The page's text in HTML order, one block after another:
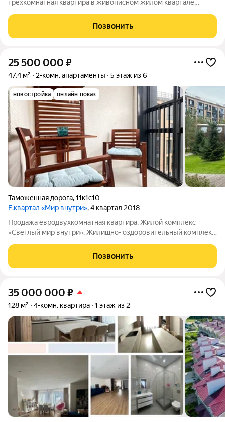
трехкомнатная квартира в живописном жилом квартале
уже утомил, и это идеальное место, чтобы погрузиться в
простоту и красоту природы. Квартал
Позвонить
25 500 000 ₽
47,4 м² 2-комн. апартаменты 5 этаж из 6
новостройка онлайн показ
Таможенная дорога,11к1с10
Е.квартал «Мир внутри», 4 квартал 2018
Продажа евродвухкомнатная квартира. Жилой комплекс
«Светлый мир внутри». Жилищно- оздоровительный комплекс
дом 11, корпус 1, строение 10. Основные характеристики:
площадь: 50 метров, этаж: 5й
Позвонить
35 000 000 ₽
128 м² 4-комн. квартира 1 этаж из 2